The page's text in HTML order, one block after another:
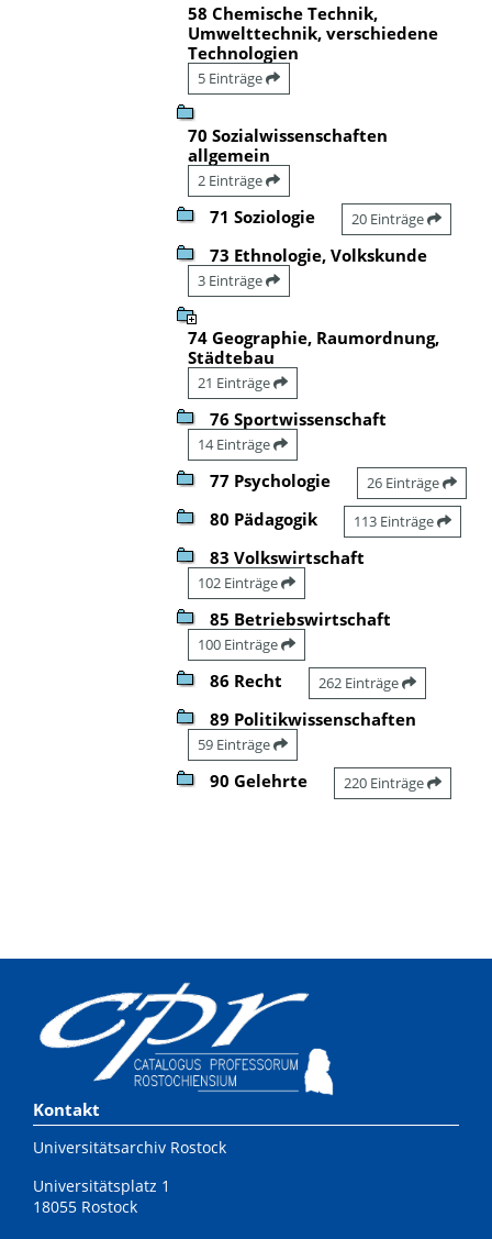
58 Chemische Technik,
Umwelttechnik, verschiedene
Technologien
5 Einträge
70 Sozialwissenschaften
allgemein
2 Einträge
71 Soziologie 20 Einträge
73 Ethnologie, Volkskunde
3 Einträge
74 Geographie, Raumordnung,
Städtebau
21 Einträge
76 Sportwissenschaft
14 Einträge
77 Psychologie 26 Einträge
80 Pädagogik 113 Einträge
83 Volkswirtschaft
102 Einträge
85 Betriebswirtschaft
100 Einträge
86 Recht 262 Einträge
89 Politikwissenschaften
59 Einträge
90 Gelehrte 220 Einträge
Kontakt
Universitätsarchiv Rostock
Universitätsplatz 1
18055 Rostock